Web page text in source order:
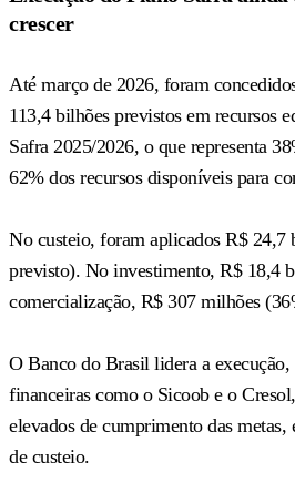
crescer
Até março de 2026, foram
113,4 bilhões previstos em recursos
Safra 2025/2026, o que representa
62% dos recursos disponíveis para
No custeio, foram aplicados R$ 24,7
previsto). No investimento, R$ 18,4
comercialização, R$ 307 milhões
O Banco do Brasil lidera a
financeiras como o Sicoob e o
elevados de cumprimento das metas,
de custeio.